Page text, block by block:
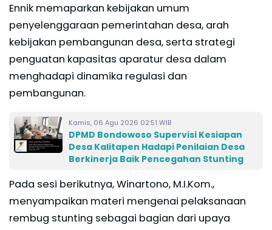
Ennik memaparkan kebijakan umum
penyelenggaraan pemerintahan desa, arah
kebijakan pembangunan desa, serta strategi
penguatan kapasitas aparatur desa dalam
menghadapi dinamika regulasi dan
pembangunan.
Kamis, 06 Agu 2026 02:51 WIB
DPMD Bondowoso Supervisi Kesiapan
Desa Kalitapen Hadapi Penilaian Desa
Berkinerja Baik Pencegahan Stunting
Pada sesi berikutnya, Winartono, M.I.Kom.,
menyampaikan materi mengenai pelaksanaan
rembug stunting sebagai bagian dari upaya